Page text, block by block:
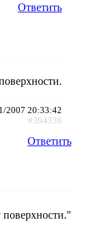
Ответить
2007 20:33:42
#394336
Ответить
поверхности."